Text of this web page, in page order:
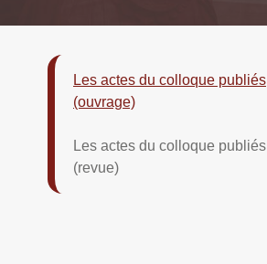
Les actes du colloque publiés
(ouvrage)
Les actes du colloque publiés
(revue)